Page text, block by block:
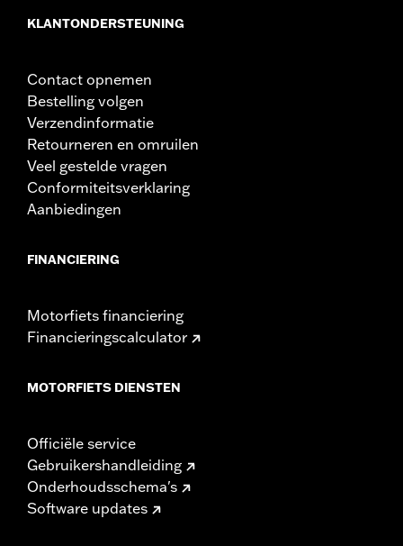
KLANTONDERSTEUNING
Contact opnemen
Bestelling volgen
Verzendinformatie
Retourneren en omruilen
Veel gestelde vragen
Conformiteitsverklaring
Aanbiedingen
FINANCIERING
Motorfiets financiering
Financieringscalculator
MOTORFIETS DIENSTEN
Officiële service
Gebruikershandleiding
Onderhoudsschema's
Software updates